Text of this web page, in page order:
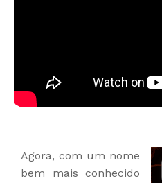
Agora, com um nome
bem mais conhecido